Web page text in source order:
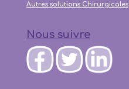
Autres solutions Chirurgicales
Nous suivre